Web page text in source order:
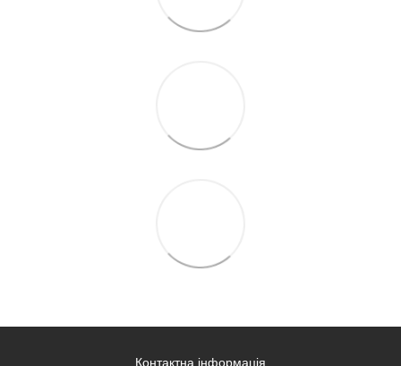
Контактна інформація